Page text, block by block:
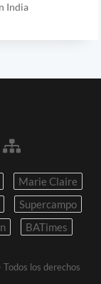
India
Marie Claire
Supercampo
BATimes
los derechos